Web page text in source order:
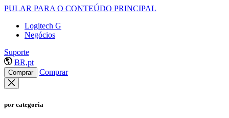
PULAR PARA O CONTEÚDO PRINCIPAL
Logitech G
Negócios
Suporte
BR,pt
Comprar Comprar
por categoria